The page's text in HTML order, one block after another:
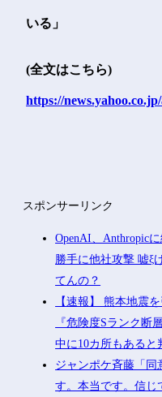
いる」
(全文はこちら)
https://
スポンサーリンク
OpenAI、Anthropic
勝手に他社攻撃 嘘ξ
てんの？
【速報】 熊本地震
『危険度Sランク断
中に10カ所もあると
ジャンポケ斉藤「同
す。本当です。信